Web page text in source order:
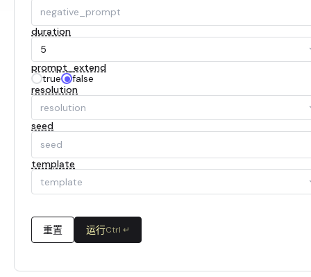
duration
5
prompt_extend
true
false
resolution
resolution
seed
template
template
重置 运行Ctrl ↵